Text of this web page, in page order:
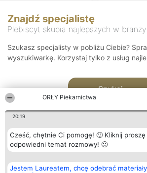
ORŁY Piekarnictwa
20:19
Cześć, chętnie Ci pomogę! 🙂 Kliknij
odpowiedni temat rozmowy! 🙂
Jestem Laureatem, chcę odebrać materiały
Znajdź specjalistę
Plebiscyt skupia najlepszych w branży
Szukasz specjalisty w pobliżu Ciebie?
wyszukiwarkę. Korzystaj tylko z usług
Szukaj
Organizator plebiscytu
Bright Side Solutions sp. z o.
Plebiscyt
Laureaci